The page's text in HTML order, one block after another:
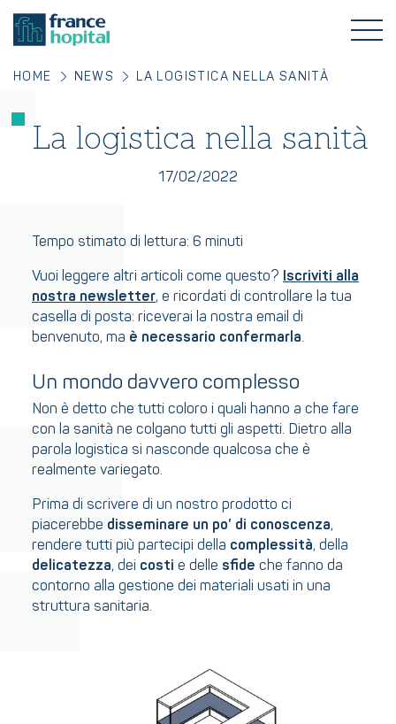
HOME NEWS LA LOGISTICA NELLA SANITÀ
La logistica nella sanità
17/02/2022
Tempo stimato di lettura: 6 minuti
Vuoi leggere altri articoli come questo? Iscriviti alla
nostra newsletter, e ricordati di controllare la tua
casella di posta: riceverai la nostra email di
benvenuto, ma è necessario confermarla.
Un mondo davvero complesso
Non è detto che tutti coloro i quali hanno a che fare
con la sanità ne colgano tutti gli aspetti. Dietro alla
parola logistica si nasconde qualcosa che è
realmente variegato.
Prima di scrivere di un nostro prodotto ci
piacerebbe disseminare un po’ di conoscenza,
rendere tutti più partecipi della complessità, della
delicatezza, dei costi e delle sfide che fanno da
contorno alla gestione dei materiali usati in una
struttura sanitaria.